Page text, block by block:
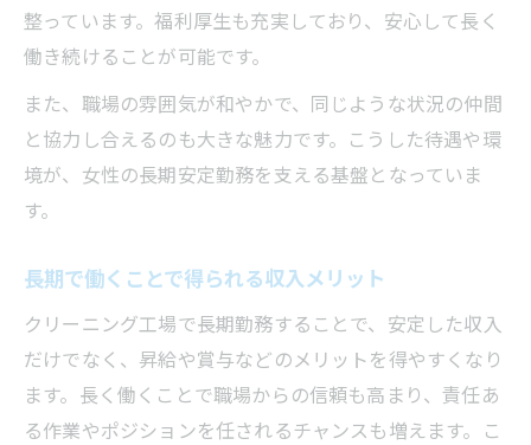
整っています。福利厚生も充実しており、安心して長く
働き続けることが可能です。
また、職場の雰囲気が和やかで、同じような状況の仲間
と協力し合えるのも大きな魅力です。こうした待遇や環
境が、女性の長期安定勤務を支える基盤となっていま
す。
長期で働くことで得られる収入メリット
クリーニング工場で長期勤務することで、安定した収入
だけでなく、昇給や賞与などのメリットを得やすくなり
ます。長く働くことで職場からの信頼も高まり、責任あ
る作業やポジションを任されるチャンスも増えます。こ